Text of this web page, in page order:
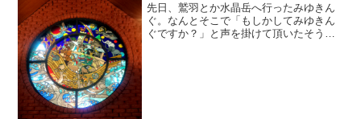
先日、鷲羽とか水晶岳へ行ったみゆきん
ぐ。なんとそこで「もしかしてみゆきん
ぐですか？」と声を掛けて頂いたそう